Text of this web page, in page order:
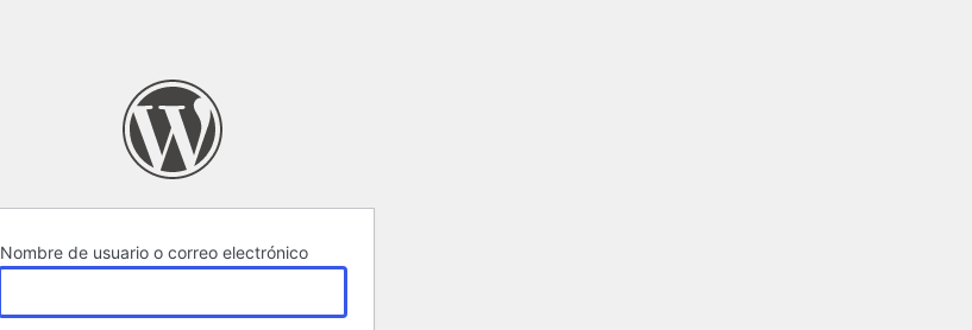
Nombre de usuario o correo electrónico